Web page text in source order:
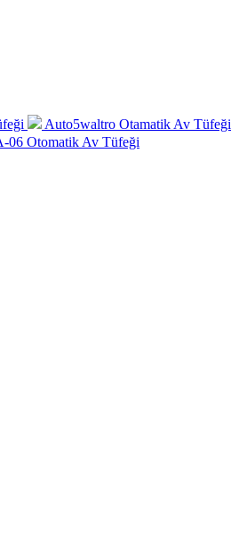
Auto5waltro Otamatik Av Tüfeği
06 Otomatik Av Tüfeği